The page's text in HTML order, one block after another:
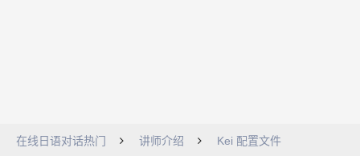
在线日语对话热门 讲师介绍
Kei 配置文件